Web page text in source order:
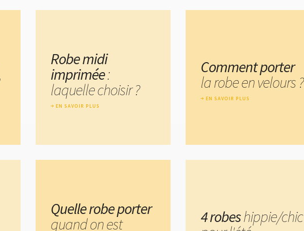
Robe midi
imprimée:
laquelle choisir ?
EN SAVOIR PLUS
Comment porter
la robe en velours ?
EN SAVOIR PLUS
Quelle robe porter
quand on est
4 robeshippie/chic